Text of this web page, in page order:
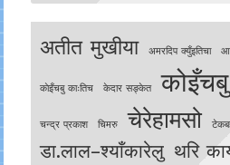
अतीत मुखीया अमरदिप क्युँइतिचा
काेइँचबु काःतिच केदार सङ्केत कोइँचबु
चन्द्र प्रकाश चिमरु चेरेहामसो
डा.लाल–श्याँकारेलु थरि